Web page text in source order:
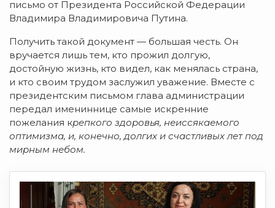
письмо от Президента Российской Федерации
Владимира Владимировича Путина.
Получить такой документ — большая честь. Он
вручается лишь тем, кто прожил долгую,
достойную жизнь, кто видел, как менялась страна,
и кто своим трудом заслужил уважение. Вместе с
президентским письмом глава администрации
передал имениннице самые искренние
пожелания крепкого здоровья, неиссякаемого
оптимизма, и, конечно, долгих и счастливых лет под
мирным небом.